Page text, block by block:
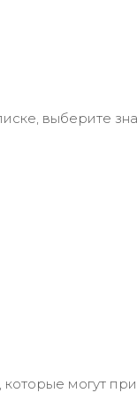
выберите
могут